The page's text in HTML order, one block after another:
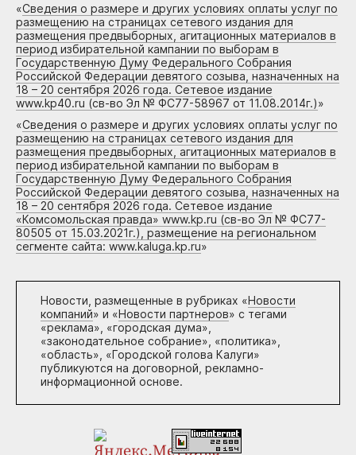
«Сведения о размере и других условиях оплаты услуг по
размещению на страницах сетевого издания для
размещения предвыборных, агитационных материалов в
период избирательной кампании по выборам в
Государственную Думу Федерального Собрания
Российской Федерации девятого созыва, назначенных на
18 – 20 сентября 2026 года. Сетевое издание
www.kp40.ru (св-во Эл № ФС77-58967 от 11.08.2014г.)»
«Сведения о размере и других условиях оплаты услуг по
размещению на страницах сетевого издания для
размещения предвыборных, агитационных материалов в
период избирательной кампании по выборам в
Государственную Думу Федерального Собрания
Российской Федерации девятого созыва, назначенных на
18 – 20 сентября 2026 года. Сетевое издание
«Комсомольская правда» www.kp.ru (св-во Эл № ФС77-
80505 от 15.03.2021г.), размещение на региональном
сегменте сайта: www.kaluga.kp.ru»
Новости, размещенные в рубриках «Новости
компаний» и «Новости партнеров» с тегами
«реклама», «городская дума»,
«законодательное собрание», «политика»,
«область», «Городской голова Калуги»
публикуются на договорной, рекламно-
информационной основе.